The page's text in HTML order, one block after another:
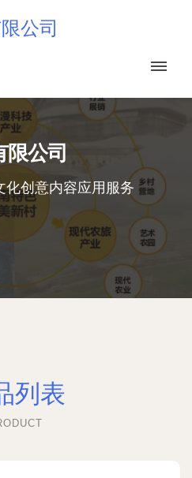
公司
公司
化创意内容应用服务
列表